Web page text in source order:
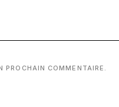
COMMENTAIRE.